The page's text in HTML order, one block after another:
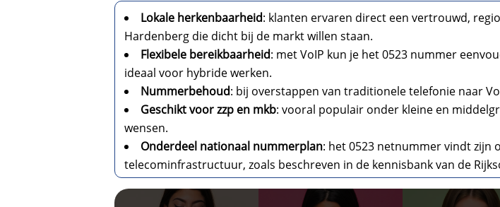
Lokale herkenbaarheid: klanten ervaren direct een vertrouwd,
Hardenberg die dicht bij de markt willen staan.
Flexibele bereikbaarheid: met VoIP kun je het 0523 nummer
ideaal voor hybride werken.
Nummerbehoud: bij overstappen van traditionele telefonie naar
Geschikt voor zzp en mkb: vooral populair onder kleine en
wensen.
Onderdeel nationaal nummerplan: het 0523 netnummer vindt zijn
telecominfrastructuur, zoals beschreven in de kennisbank van de